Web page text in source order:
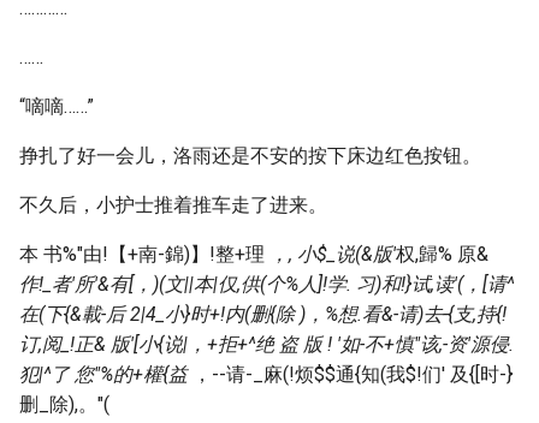
…………
……
“嘀嘀……”
挣扎了好一会儿，洛雨还是不安的按下床边红色按钮。
不久后，小护士推着推车走了进来。
本 书%"由!【+南-錦)】!整+理 ，, 小$_说(&版'权,歸% 原&
作!_者'所'&有[，)(文||本|仅,供(个%人]!学. 习)和!}试,读'(，[请^
在(下{&載-后 2|4_小}时+!内(删{除 )，%想.看&-请)去-{支,持{!
订,阅_!正& 版'[小{说|，+拒+^绝盗 版 ! '如-不+慎"该,-资'源侵.
犯|^了 您"%的+權{益 ，--请-_麻(!烦$$通{知(我$!们' 及{[时-}
删_除),。"(